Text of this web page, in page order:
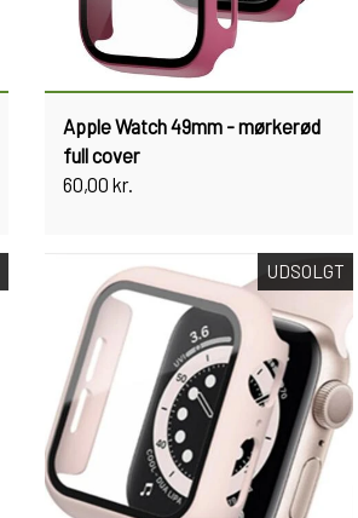
Apple Watch 49mm - mørkerød
full cover
60,00 kr.
UDSOLGT